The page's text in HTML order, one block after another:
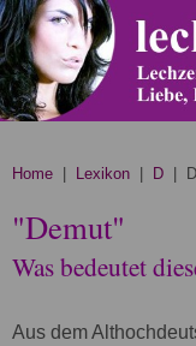
Home Lexikon D |
"Demut"
Was bedeutet
Aus dem